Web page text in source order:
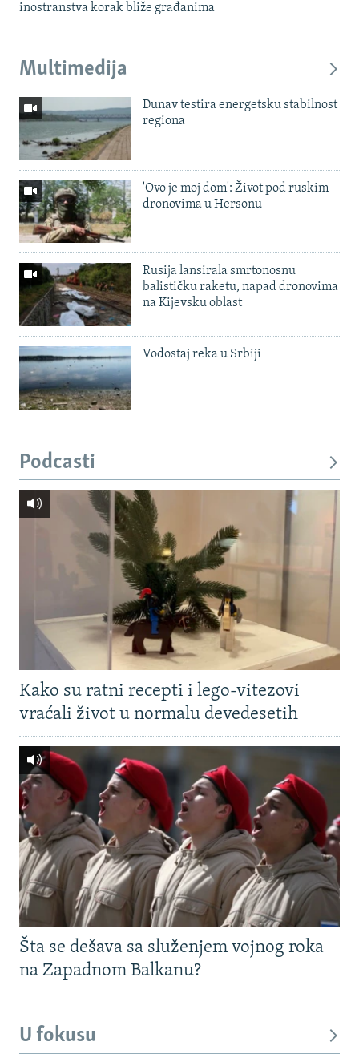
inostranstva korak bliže građanima
Multimedija
Dunav testira energetsku stabilnost
regiona
'Ovo je moj dom': Život pod ruskim
dronovima u Hersonu
Rusija lansirala smrtonosnu
balističku raketu, napad dronovima
na Kijevsku oblast
Vodostaj reka u Srbiji
Podcasti
Kako su ratni recepti i lego-vitezovi
vraćali život u normalu devedesetih
Šta se dešava sa služenjem vojnog roka
na Zapadnom Balkanu?
U fokusu